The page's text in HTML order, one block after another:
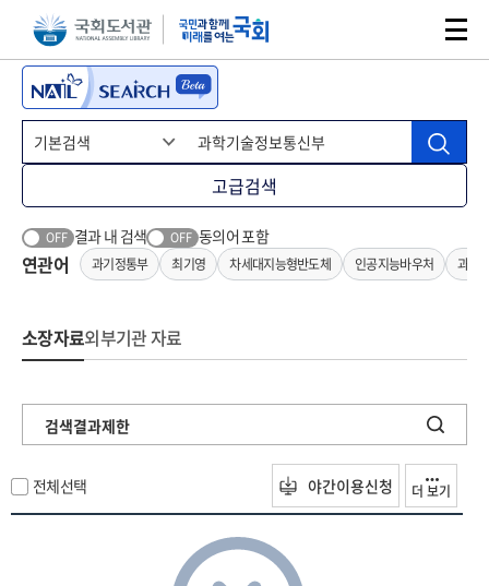
본문 바로가기주메뉴 바로가기
고급검색
OFF 결과 내 검색 OFF 동의어 포함
연관어 과기정통부 최기영 차세대지능형반도체 인공지능바우처 과기
소장자료외부기관 자료
검색결과제한
전체선택 야간이용신청 더 보기